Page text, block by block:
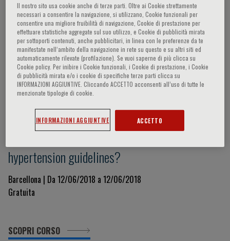
Nessun topic
Is it time for worldwide consensus
hypertension guidelines?
Barcellona | Da 12/06/2018 a 12/06/2018
Gratuita
SCOPRI CORSO
Il nostro sito usa cookie anche di terze parti. Oltre ai Cookie strettamente
necessari a consentire la navigazione, si utilizzano, Cookie funzionali per
consentire una migliore fruibilità di navigazione, Cookie di prestazione per
effettuare statistiche aggregate sul suo utilizzo, e Cookie di pubblicità mirata
per sottoporti contenuti, anche pubblicitari, in linea con le preferenze da te
manifestate nell‘ambito della navigazione in rete su questo e su altri siti ed
automaticamente rilevate (profilazione). Se vuoi saperne di più clicca su
Cookie policy. Per inibire i Cookie funzionali, i Cookie di prestazione, i Cookie
di pubblicità mirata e/o i cookie di specifiche terze parti clicca su
INFORMAZIONI AGGIUNTIVE. Cliccando ACCETTO acconsenti all’uso di tutte le
menzionate tipologie di cookie.
INFORMAZIONI AGGIUNTIVE ACCETTO